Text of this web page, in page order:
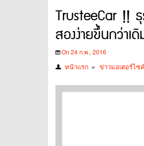
TrusteeCar !!
สองง่ายขึ้นกว่าเ
On 24 ก.พ., 2016
หน้าแรก » ข่าวมอเตอร์ไซ